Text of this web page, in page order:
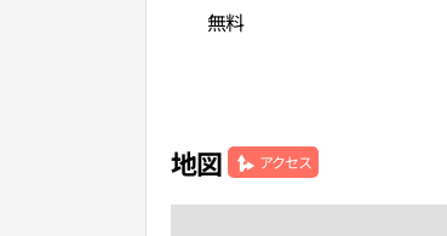
無料
地図 アクセス